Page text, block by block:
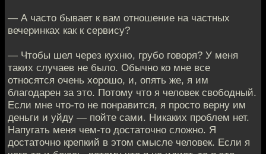
— А часто бывает к вам отношение на частных
вечеринках как к сервису?
— Чтобы шел через кухню, грубо говоря? У меня
таких случаев не было. Обычно ко мне все
относятся очень хорошо, и, опять же, я им
благодарен за это. Потому что я человек свободный.
Если мне что-то не понравится, я просто верну им
деньги и уйду — пойте сами. Никаких проблем нет.
Напугать меня чем-то достаточно сложно. Я
достаточно крепкий в этом смысле человек. Если я